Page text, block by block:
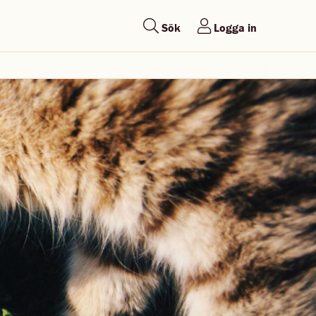
Sök Logga in